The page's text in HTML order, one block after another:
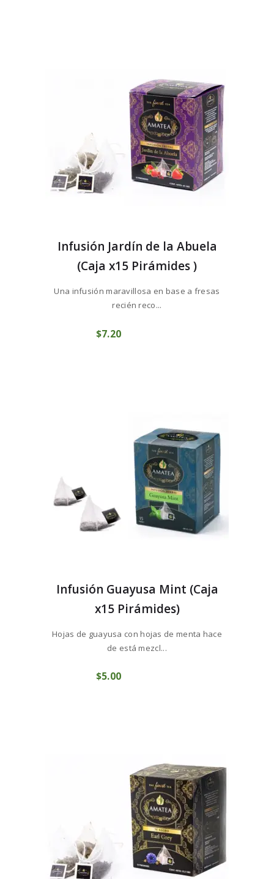
Infusión Jardín de la Abuela
(Caja x15 Pirámides )
Una infusión maravillosa en base a fresas
recién reco...
$7 20
Infusión Guayusa Mint (Caja
x15 Pirámides)
Hojas de guayusa con hojas de menta hace
de está mezcl...
$5 00